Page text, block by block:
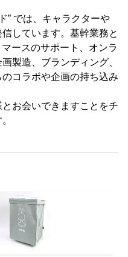
” では、キャラクターや
しています。基幹業務と
ースのサポート、オンラ
製造、ブランディング、
コラボや企画の持ち込み
お会いできますことをチ